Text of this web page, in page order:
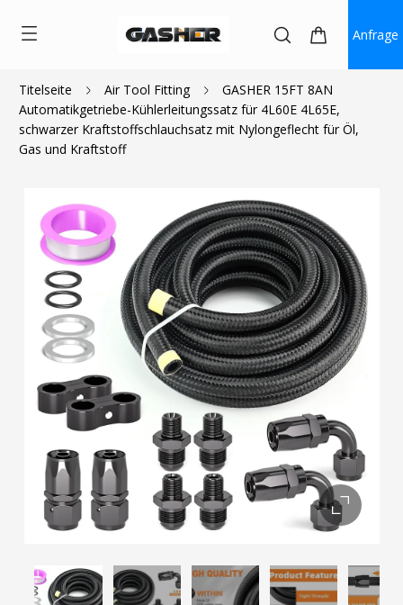
Anfrage
Titelseite Air Tool Fitting
GASHER 15FT 8AN
Automatikgetriebe-Kühlerleitungssatz für 4L60E 4L65E,
schwarzer Kraftstoffschlauchsatz mit Nylongeflecht für Öl,
Gas und Kraftstoff
$60.99